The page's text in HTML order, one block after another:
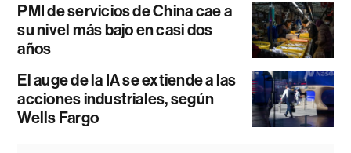
PMI de servicios de China cae a
su nivel más bajo en casi dos
años
El auge de la IA se extiende a las
acciones industriales, según
Wells Fargo